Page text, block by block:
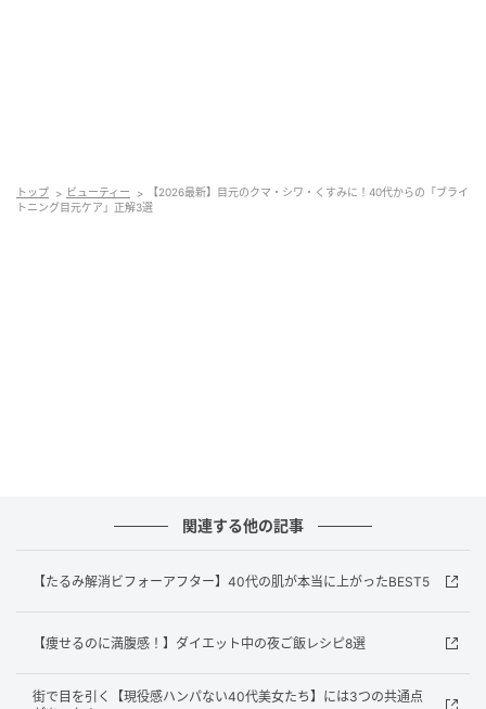
ンクルホワイトニングクリアクリーム［医薬部外品］
【3】シリーズ共通成分に加え、カフェインを含む複合
成分を配合。繊細な皮膚を包み込むように浸透しスッ
キリした目元へ。ピュアショット アイクリーム 15ml
トップ ビューティー
【2026最新】目元のクマ・シワ・くすみに！40代からの「ブライ
トニング目元ケア」正解3選
関連する他の記事
【たるみ解消ビフォーアフター】40代の肌が本当に上がったBEST5
【痩せるのに満腹感！】ダイエット中の夜ご飯レシピ8選
街で目を引く【現役感ハンパない40代美女たち】には3つの共通点